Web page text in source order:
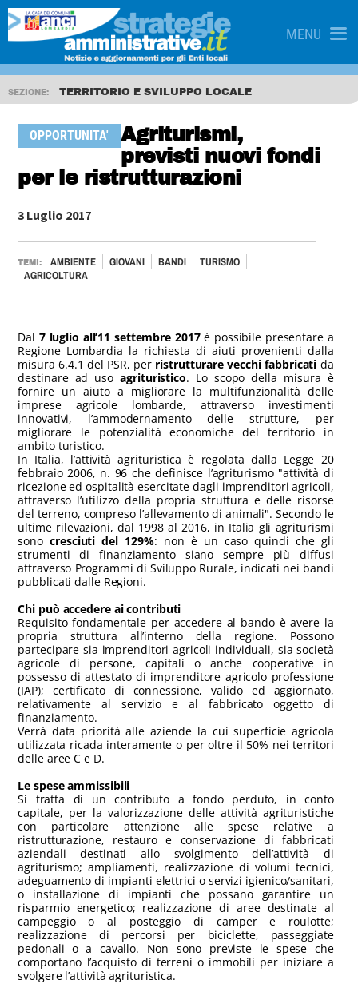
MENU
SEZIONE: TERRITORIO E SVILUPPO LOCALE
OPPORTUNITA'
Agriturismi,
previsti nuovi fondi
per le ristrutturazioni
3 Luglio 2017
TEMI: AMBIENTE GIOVANI BANDI
TURISMO
AGRICOLTURA
Dal 7 luglio all’11 settembre 2017è possibile presentare a
Regione Lombardia la richiesta di aiuti provenienti dalla
misura 6.4.1 del PSR, perristrutturare vecchi fabbricati da
destinare ad usoagrituristico. Lo scopo della misura è
fornire un aiuto a migliorare la multifunzionalità delle
imprese agricole lombarde, attraverso investimenti
innovativi, l’ammodernamento delle strutture, per
migliorare le potenzialità economiche del territorio in
ambito turistico.
In Italia, l’attività agrituristica è regolata dalla Legge 20
febbraio 2006, n. 96 che definisce l’agriturismo "attività di
ricezione ed ospitalità esercitate dagli imprenditori agricoli,
attraverso l’utilizzo della propria struttura e delle risorse
del terreno, compreso l’allevamento di animali". Secondo le
ultime rilevazioni, dal 1998 al 2016, in Italia gli agriturismi
sono cresciuti del 129%: non è un caso quindi che gli
strumenti di finanziamento siano sempre più diffusi
attraverso Programmi di Sviluppo Rurale, indicati nei bandi
pubblicati dalle Regioni.
Chi può accedere ai contributi
Requisito fondamentale per accedere al bando è avere la
propria struttura all’interno della regione. Possono
partecipare sia imprenditori agricoli individuali, sia società
agricole di persone, capitali o anche cooperative in
possesso di attestato di imprenditore agricolo professione
(IAP); certificato di connessione, valido ed aggiornato,
relativamente al servizio e al fabbricato oggetto di
finanziamento.
Verrà data priorità alle aziende la cui superficie agricola
utilizzata ricada interamente o per oltre il 50% nei territori
delle aree C e D.
Le spese ammissibili
Si tratta di un contributo a fondo perduto, in conto
capitale, per la valorizzazione delle attività agrituristiche
con particolare attenzione alle spese relative a
ristrutturazione, restauro e conservazione di fabbricati
aziendali destinati allo svolgimento dell’attività di
agriturismo; ampliamenti, realizzazione di volumi tecnici,
adeguamento di impianti elettrici o servizi igienico/sanitari,
o installazione di impianti che possano garantire un
risparmio energetico; realizzazione di aree destinate al
campeggio o al posteggio di camper e roulotte;
realizzazione di percorsi per biciclette, passeggiate
pedonali o a cavallo. Non sono previste le spese che
comportano l’acquisto di terreni o immobili per iniziare a
svolgere l’attività agrituristica.